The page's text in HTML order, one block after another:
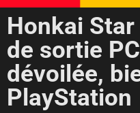
Honkai
de sortie
dévoilée,
PlayStation